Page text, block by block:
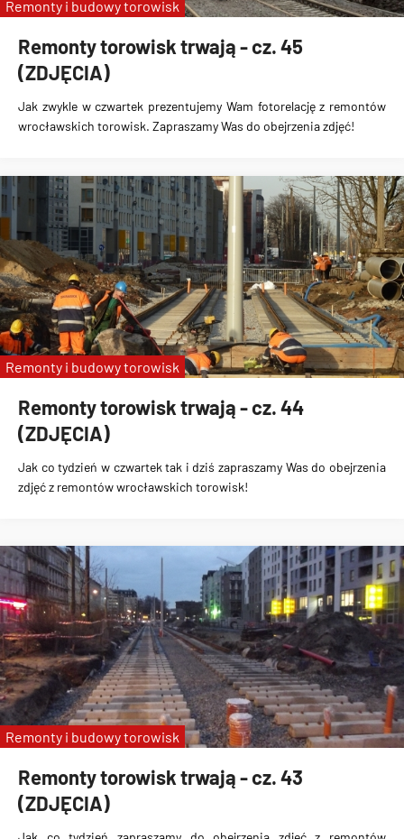
Remonty torowisk trwają - cz. 45
(ZDJĘCIA)
Jak zwykle w czwartek prezentujemy Wam fotorelację z remontów
wrocławskich torowisk. Zapraszamy Was do obejrzenia zdjęć!
Remonty i budowy torowisk
Remonty torowisk trwają - cz. 44
(ZDJĘCIA)
Jak co tydzień w czwartek tak i dziś zapraszamy Was do obejrzenia
zdjęć z remontów wrocławskich torowisk!
Remonty i budowy torowisk
Remonty torowisk trwają - cz. 43
(ZDJĘCIA)
Remonty i budowy torowisk